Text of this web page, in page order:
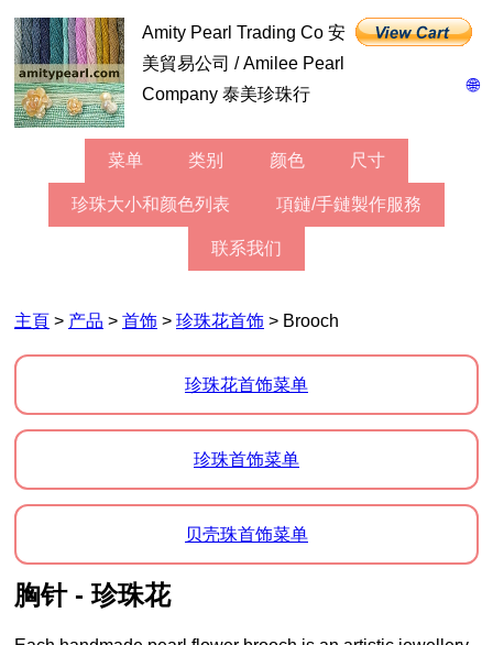
🌐
Amity Pearl Trading Co 安
美貿易公司 / Amilee Pearl
Company 泰美珍珠行
菜单 类别 颜色 尺寸
珍珠大小和颜色列表 項鏈/手鏈製作服務
联系我们
主頁 > 产品 > 首饰 > 珍珠花首饰 > Brooch
珍珠花首饰菜单
珍珠首饰菜单
贝壳珠首饰菜单
胸针 - 珍珠花